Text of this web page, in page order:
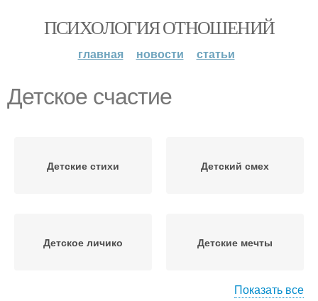
ПСИХОЛОГИЯ ОТНОШЕНИЙ
главная новости статьи
Детское счастие
Детские стихи Детский смех
Детское личико Детские мечты
Показать все